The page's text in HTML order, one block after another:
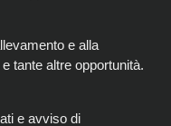
e alla
tante altre opportunità.
e avviso di